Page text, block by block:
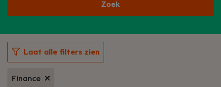
Zoek
Laat alle filters zien
Finance